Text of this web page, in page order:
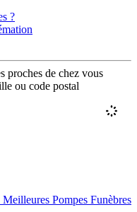
?
proches de chez vous
ou code postal
Pompes Funèbres